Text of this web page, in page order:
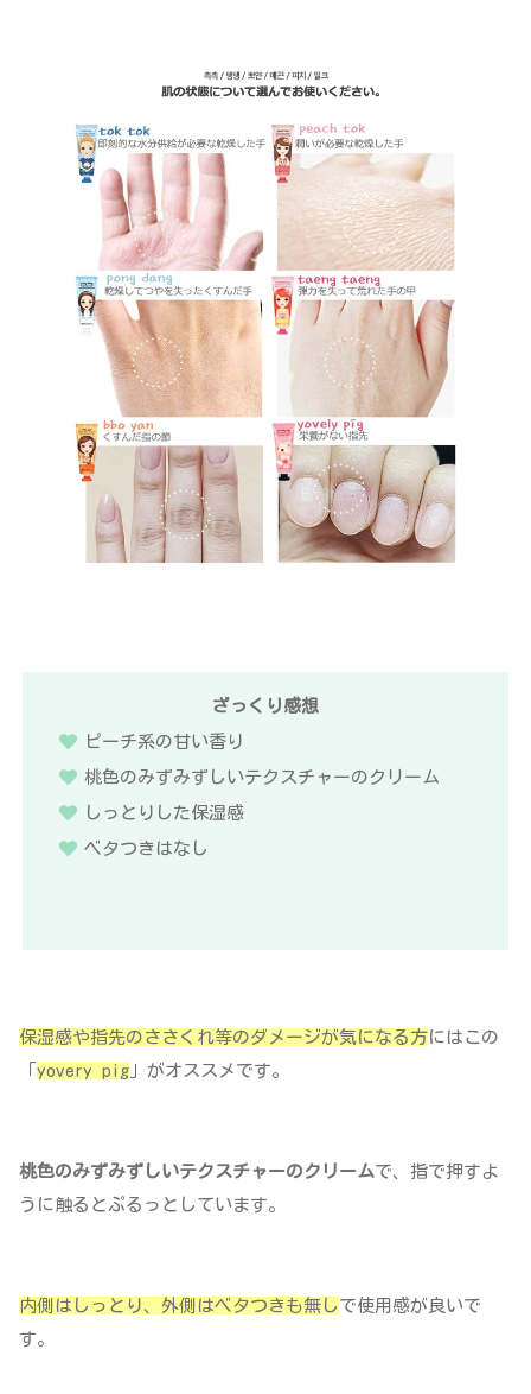
ざっくり感想
ピーチ系の甘い香り
桃色のみずみずしいテクスチャーのクリーム
しっとりした保湿感
ベタつきはなし
保湿感や指先のささくれ等のダメージが気になる方にはこの
yovery pig 」がオススメです。
桃色のみずみずしいテクスチャーのクリームで、指で押すよ
うに触るとぷるっとしています。
内側はしっとり、外側はベタつきも無し で使用感が良いで
す。